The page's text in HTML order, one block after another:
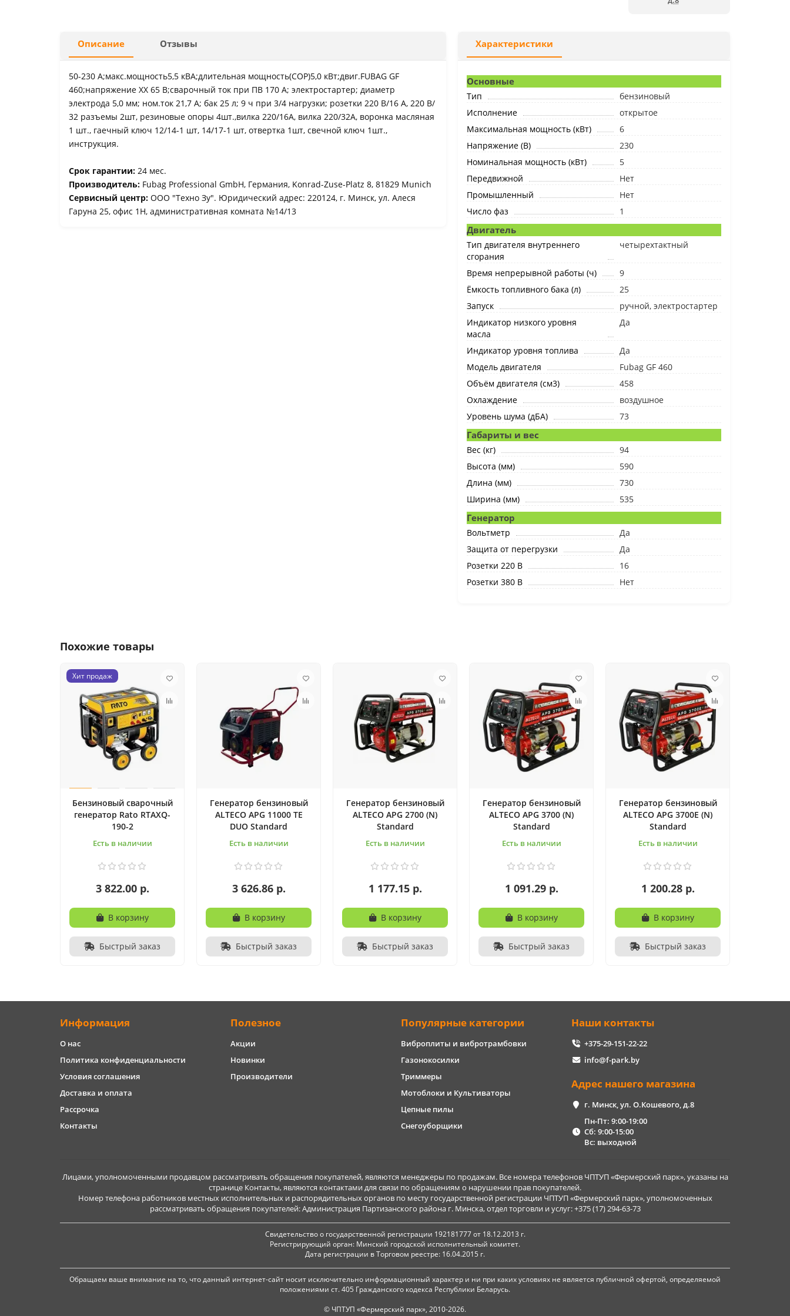
Описание Отзывы
50-230 А;макс.мощность5,5 кВА;длительная мощность(COP)5,0 кВт;двиг.FUBAG GF
460;напряжение ХХ 65 В;сварочный ток при ПВ 170 А; электростартер; диаметр
электрода 5,0 мм; ном.ток 21,7 А; бак 25 л; 9 ч при 3/4 нагрузки; розетки 220 В/16 А, 220 В/
32 разъемы 2шт, резиновые опоры 4шт.,вилка 220/16А, вилка 220/32А, воронка масляная
1 шт., гаечный ключ 12/14-1 шт, 14/17-1 шт, отвертка 1шт, свечной ключ 1шт.,
инструкция.
Срок гарантии: 24 мес.
Производитель: Fubag Professional GmbH, Германия, Konrad-Zuse-Platz 8, 81829 Munich
Сервисный центр: ООО "Техно Зу". Юридический адрес: 220124, г. Минск, ул. Алеся
Гаруна 25, офис 1Н, административная комната №14/13
Характеристики
Основные
Тип
бензиновый
Исполнение
открытое
Максимальная мощность (кВт)
6
Напряжение (В)
230
Номинальная мощность (кВт)
5
Передвижной
Нет
Промышленный
Нет
Число фаз
1
Двигатель
Тип двигателя внутреннего
сгорания
четырехтактный
Время непрерывной работы (ч)
9
Ёмкость топливного бака (л)
25
Запуск
ручной, электростартер
Индикатор низкого уровня
масла
Да
Индикатор уровня топлива
Да
Модель двигателя
Fubag GF 460
Объём двигателя (см3)
458
Охлаждение
воздушное
Уровень шума (дБА)
73
Габариты и вес
Вес (кг)
94
Высота (мм)
590
Длина (мм)
730
Ширина (мм)
535
Генератор
Вольтметр
Да
Защита от перегрузки
Да
Розетки 220 В
16
Розетки 380 В
Нет
Похожие товары
Хит продаж
Бензиновый сварочный
генератор Rato RTAXQ-
190-2
Есть в наличии
3 822.00 р.
В корзину
Быстрый заказ
Генератор бензиновый
ALTECO APG 11000 TE
DUO Standard
Есть в наличии
3 626.86 р.
В корзину
Быстрый заказ
Генератор бензиновый
ALTECO APG 2700 (N)
Standard
Есть в наличии
1 177.15 р.
В корзину
Быстрый заказ
Генератор бензиновый
ALTECO APG 3700 (N)
Standard
Есть в наличии
1 091.29 р.
В корзину
Быстрый заказ
Генератор бензиновый
ALTECO APG 3700E (N)
Standard
Есть в наличии
1 200.28 р.
В корзину
Быстрый заказ
Информация
О нас
Политика конфиденциальности
Условия соглашения
Доставка и оплата
Рассрочка
Контакты
Полезное
Акции
Новинки
Производители
Популярные категории
Виброплиты и вибротрамбовки
Газонокосилки
Триммеры
Мотоблоки и Культиваторы
Цепные пилы
Снегоуборщики
Наши контакты
+375-29-151-22-22
info@f-park.by
Адрес нашего магазина
г. Минск, ул. О.Кошевого, д.8
Пн-Пт: 9:00-19:00
Сб: 9:00-15:00
Вс: выходной
Лицами, уполномоченными продавцом рассматривать обращения покупателей, являются менеджеры по продажам. Все номера телефонов ЧПТУП «Фермерский парк», указаны на
странице Контакты, являются контактами для связи по обращениям о нарушении прав покупателей.
Номер телефона работников местных исполнительных и распорядительных органов по месту государственной регистрации ЧПТУП «Фермерский парк», уполномоченных
рассматривать обращения покупателей: Администрация Партизанского района г. Минска, отдел торговли и услуг: +375 (17) 294-63-73
Свидетельство о государственной регистрации 192181777 от 18.12.2013 г.
Регистрирующий орган: Минский городской исполнительный комитет.
Дата регистрации в Торговом реестре: 16.04.2015 г.
Обращаем ваше внимание на то, что данный интернет-сайт носит исключительно информационный характер и ни при каких условиях не является публичной офертой, определяемой
положениями ст. 405 Гражданского кодекса Республики Беларусь.
© ЧПТУП «Фермерский парк», 2010-2026.